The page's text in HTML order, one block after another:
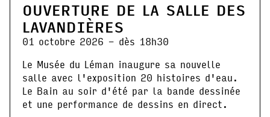
OUVERTURE DE LA SALLE DES
LAVANDIÈRES
01 octobre 2026 - dès 18h30
Le Musée du Léman inaugure sa nouvelle
salle avec l'exposition 20 histoires d'eau.
Le Bain au soir d'été par la bande dessinée
et une performance de dessins en direct.